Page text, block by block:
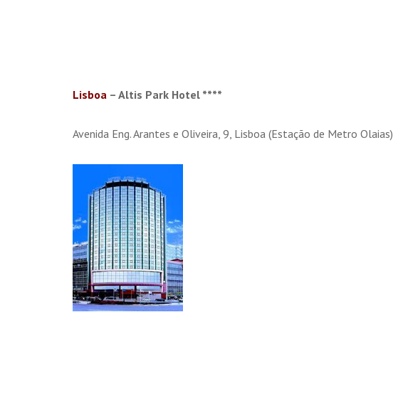
Lisboa – Altis Park Hotel ****
Avenida Eng. Arantes e Oliveira, 9, Lisboa (Estação de Metro Olaias)